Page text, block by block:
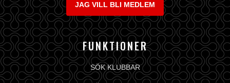
JAG VILL BLI MEDLEM
FUNKTIONER
SÖK KLUBBAR